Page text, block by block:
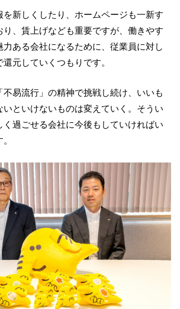
を新しくしたり、ホームページも一新す
り、賃上げなども重要ですが、働きやす
力ある会社になるために、従業員に対し
元していくつもりです。
易流行」の精神で挑戦し続け、いいも
といけないものは変えていく。そうい
く過ごせる会社に今後もしていければい